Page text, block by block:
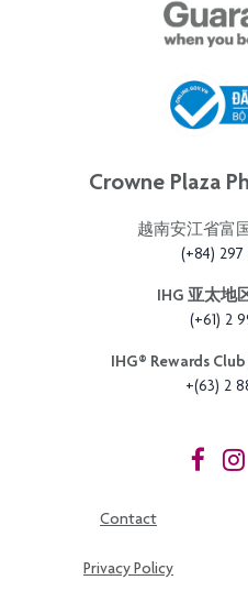
Crowne Plaza
越南安江省富
(+84)
IHG 亚太地
(+61) 2
IHG®️ Rewards
+(63) 2
Contact
Privacy Policy